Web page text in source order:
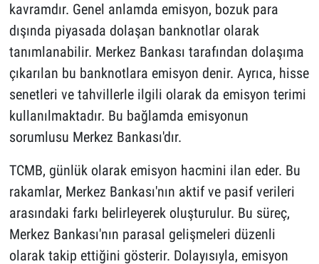
kavramdır. Genel anlamda emisyon, bozuk para
dışında piyasada dolaşan banknotlar olarak
tanımlanabilir. Merkez Bankası tarafından dolaşıma
çıkarılan bu banknotlara emisyon denir. Ayrıca, hisse
senetleri ve tahvillerle ilgili olarak da emisyon terimi
kullanılmaktadır. Bu bağlamda emisyonun
sorumlusu Merkez Bankası'dır.
TCMB, günlük olarak emisyon hacmini ilan eder. Bu
rakamlar, Merkez Bankası'nın aktif ve pasif verileri
arasındaki farkı belirleyerek oluşturulur. Bu süreç,
Merkez Bankası'nın parasal gelişmeleri düzenli
olarak takip ettiğini gösterir. Dolayısıyla, emisyon